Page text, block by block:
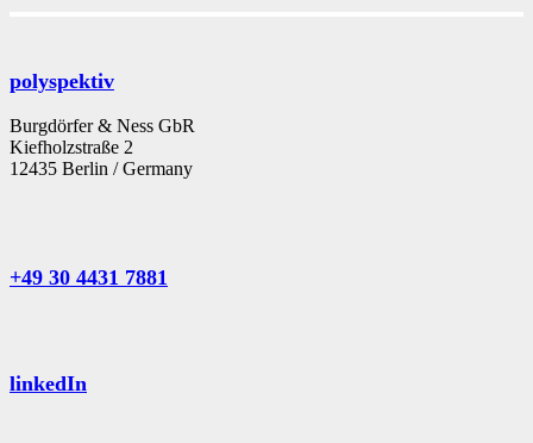
polyspektiv
Burgdörfer & Ness GbR
Kiefholzstraße 2
12435 Berlin / Germany
+49 30 4431 7881
linkedIn